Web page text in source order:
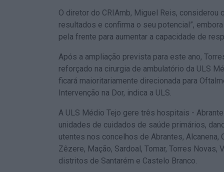
O diretor do CRIAmb, Miguel Reis, considerou
resultados e confirma o seu potencial”,
pela frente para aumentar a capacidade de
Após a ampliação prevista para este ano,
reforçado na cirurgia de ambulatório da ULS
ficará maioritariamente direcionada para
Intervenção na Dor, indica a ULS.
A ULS Médio Tejo gere três hospitais -
unidades de cuidados de saúde primários,
utentes nos concelhos de Abrantes, Alcanena,
Zêzere, Mação, Sardoal, Tomar, Torres Novas,
distritos de Santarém e Castelo Branco.